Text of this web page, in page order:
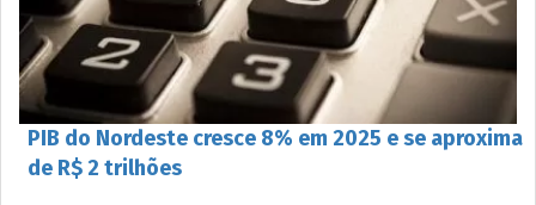
PIB do Nordeste cresce 8% em 2025 e se aproxima
de R$ 2 trilhões